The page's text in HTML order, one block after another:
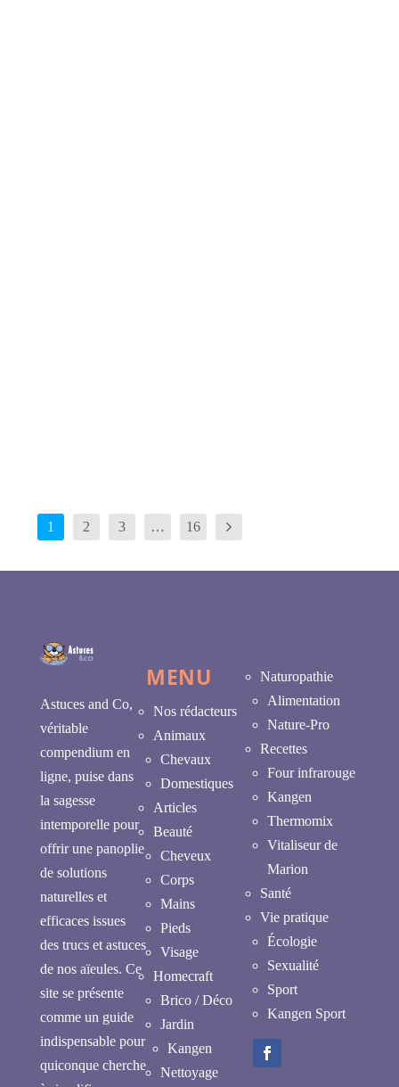
1 2 3 … 16
Astuces and Co,
véritable
compendium en
ligne, puise dans
la sagesse
intemporelle pour
offrir une panoplie
de solutions
naturelles et
efficaces issues
des trucs et astuces
de nos aïeules. Ce
site se présente
comme un guide
indispensable pour
quiconque cherche
MENU
Nos rédacteurs
Animaux
Chevaux
Domestiques
Articles
Beauté
Cheveux
Corps
Mains
Pieds
Visage
Homecraft
Brico / Déco
Jardin
Kangen
Nettoyage
Naturopathie
Alimentation
Nature-Pro
Recettes
Four infrarouge
Kangen
Thermomix
Vitaliseur de
Marion
Santé
Vie pratique
Écologie
Sexualité
Sport
Kangen Sport